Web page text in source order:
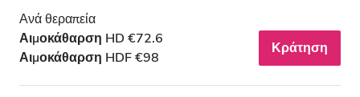
Ανά θεραπεία
Αιμοκάθαρση HD €72.6
Αιμοκάθαρση HDF €98
Κράτηση